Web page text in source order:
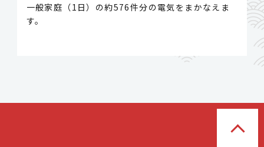
一般家庭（1日）の約576件分の電気をまかなえま
す。